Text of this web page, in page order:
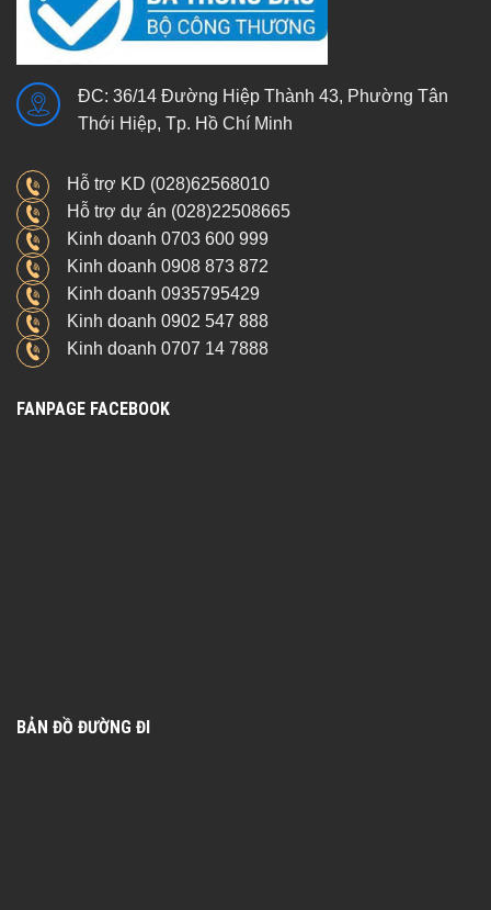
ĐC: 36/14 Đường Hiệp Thành 43, Phường Tân
Thới Hiệp, Tp. Hồ Chí Minh
Hỗ trợ KD (028)62568010
Hỗ trợ dự án (028)22508665
Kinh doanh 0703 600 999
Kinh doanh 0908 873 872
Kinh doanh 0935795429
Kinh doanh 0902 547 888
Kinh doanh 0707 14 7888
FANPAGE FACEBOOK
BẢN ĐỒ ĐƯỜNG ĐI